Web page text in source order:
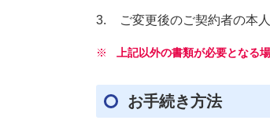
ご変更後のご契約者の本
※ 上記以外の書類が必要となる
お手続き方法